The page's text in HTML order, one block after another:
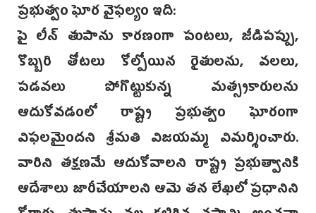
ప్రభుత్వం ఘోర వైఫల్యం ఇది:
పై లీన్‌ తుపాను కారణంగా పంటలు, జీడిపప్పు,
కొబ్బరి తోటలు కోల్పోయిన రైతులను, వలలు,
పడవలు పోగొట్టుకున్న మత్స్యకారులను
ఆదుకోవడంలో రాష్ట్ర ప్రభుత్వం ఘోరంగా
విఫలమైందని శ్రీమతి విజయమ్మ విమర్శించారు.
వారిని తక్షణమే ఆదుకోవాలని రాష్ట్ర ప్రభుత్వానికి
ఆదేశాలు జారీచేయాలని ఆమె తన లేఖలో ప్రధానిని